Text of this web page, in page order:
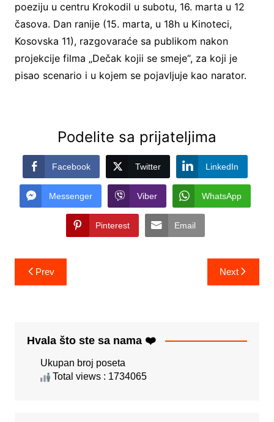
poeziju u centru Krokodil u subotu, 16. marta u 12
časova. Dan ranije (15. marta, u 18h u Kinoteci,
Kosovska 11), razgovaraće sa publikom nakon
projekcije filma „Dečak kojii se smeje“, za koji je
pisao scenario i u kojem se pojavljuje kao narator.
Podelite sa prijateljima
Facebook Twitter LinkedIn
Messenger Viber WhatsApp
Pinterest Email
Post
navigation
Prev Next
Hvala što ste sa nama ❤️
Ukupan broj poseta
Total views : 1734065